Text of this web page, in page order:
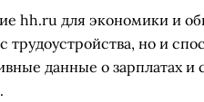
hh.ru для экономики и
трудоустройства, но и
данные о зарплатах и